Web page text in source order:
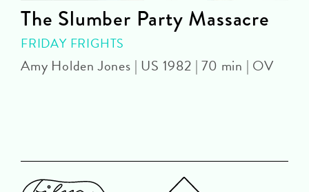
The Slumber Party Massacre
FRIDAY FRIGHTS
Amy Holden Jones | US 1982 | 70 min | OV